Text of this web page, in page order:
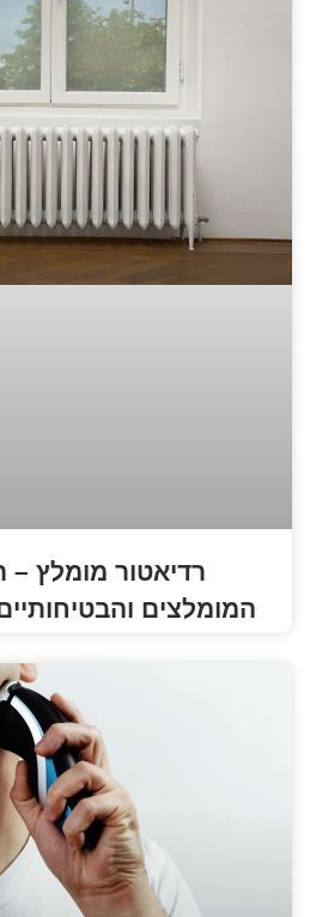
מומלץ – המכשירים
והבטיחותיים לחימום הבית